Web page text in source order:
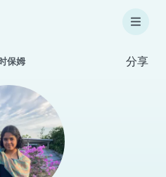
保姆 分享